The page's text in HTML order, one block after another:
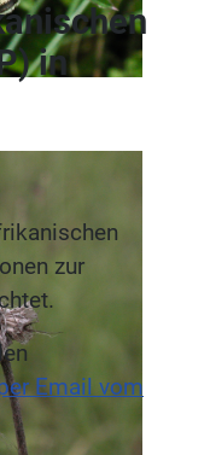
in
zur
Email vom